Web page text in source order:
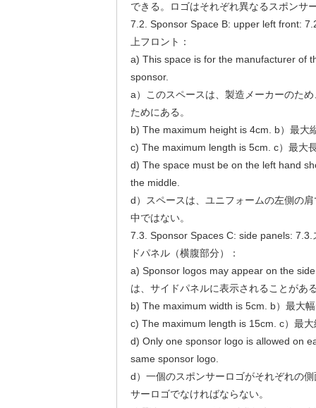
できる。ロゴはそれぞれ異なるスポンサ
7.2. Sponsor Space B: upper left front:
上フロント：
a) This space is for the manufacturer of
sponsor.
a）このスペースは、製造メーカーのた
ためにある。
b) The maximum height is 4cm. b）最大
c) The maximum length is 5cm. c）最大
d) The space must be on the left hand
the middle.
d）スペースは、ユニフォームの左側の
中ではない。
7.3. Sponsor Spaces C: side panels: 7.3.
ドパネル（横腹部分）：
a) Sponsor logos may appear on the
は、サイドパネルに表示されることがあ
b) The maximum width is 5cm. b）最大
c) The maximum length is 15cm. c）最
d) Only one sponsor logo is allowed on
same sponsor logo.
d）一個のスポンサーロゴがそれぞれの
サーロゴでなければならない。